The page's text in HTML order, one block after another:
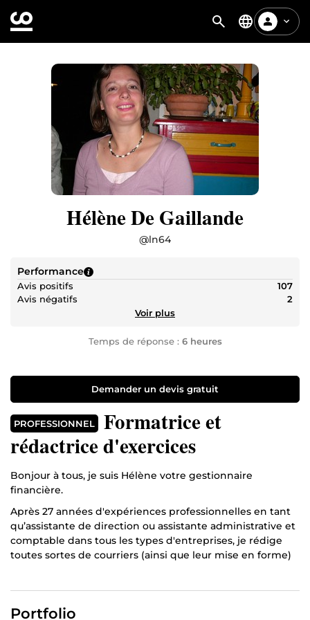
Hélène De Gaillande
@ln64
Performance
Avis positifs
107
Avis négatifs
2
Voir plus
Temps de réponse : 6 heures
Demander un devis gratuit
PROFESSIONNEL
Formatrice et
rédactrice d'exercices
Bonjour à tous, je suis Hélène votre gestionnaire
financière.
Après 27 années d'expériences professionnelles en tant
qu’assistante de direction ou assistante administrative et
comptable dans tous les types d'entreprises, je rédige
toutes sortes de courriers (ainsi que leur mise en forme)
Je corrige aussi le fond des documents (orthographe,
Portfolio